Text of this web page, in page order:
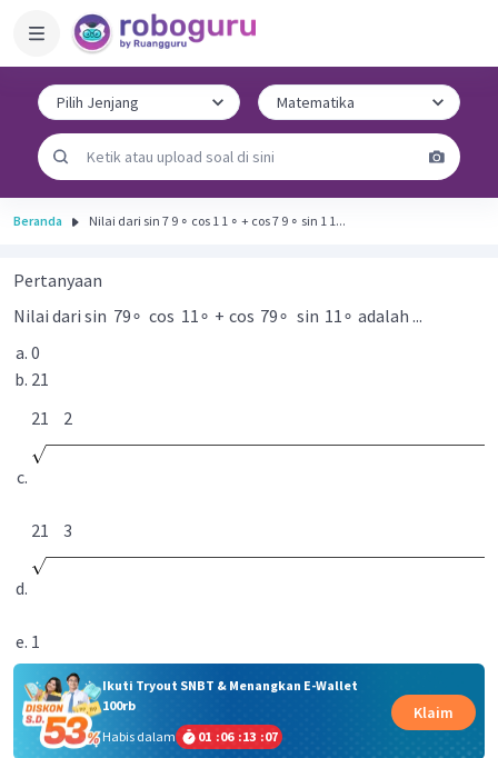
Beranda Nilai dari sin 7 9 ∘ cos 1 1 ∘ + cos 7 9 ∘ sin 1 1...
Pertanyaan
Nilai dari sin 79∘ cos 11∘ + cos 79∘ sin 11∘ adalah ...
0
21
21 2
21 3
1
Ikuti Tryout SNBT & Menangkan E-Wallet
100rb
Habis dalam
01 :06 :13 :07
Klaim